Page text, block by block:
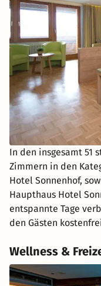
In den insgesamt
Zimmern in den
Hotel Sonnenhof,
Haupthaus Hotel
entspannte Tage
den Gästen
Wellness &